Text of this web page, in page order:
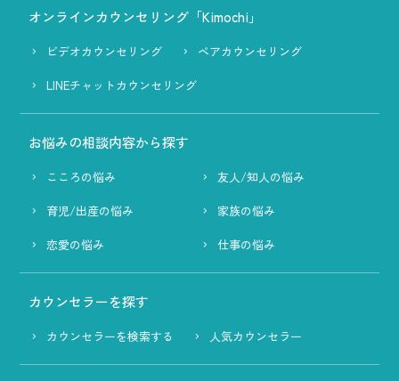
オンラインカウンセリング「Kimochi」
ビデオカウンセリング
ペアカウンセリング
LINEチャットカウンセリング
お悩みの相談内容から探す
こころの悩み
友人/知人の悩み
育児/出産の悩み
家族の悩み
恋愛の悩み
仕事の悩み
カウンセラーを探す
カウンセラーを検索する 人気カウンセラー